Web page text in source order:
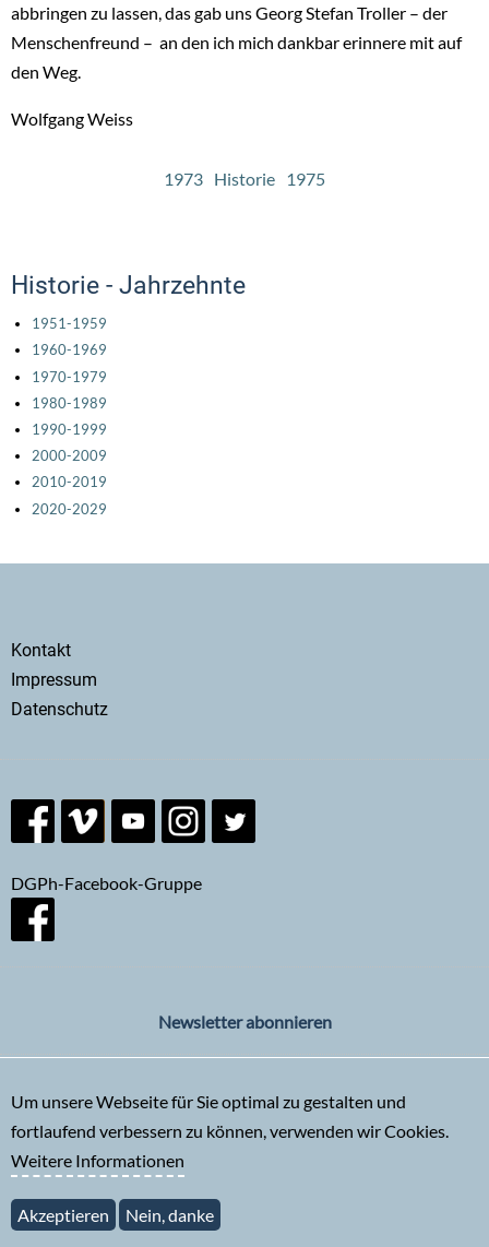
abbringen zu lassen, das gab uns Georg Stefan Troller – der
Menschenfreund – an den ich mich dankbar erinnere mit auf
den Weg.
Wolfgang Weiss
1973 Historie 1975
Historie - Jahrzehnte
1951-1959
1960-1969
1970-1979
1980-1989
1990-1999
2000-2009
2010-2019
2020-2029
Secondary
menu
Kontakt
Impressum
Datenschutz
DGPh-Facebook-Gruppe
Newsletter abonnieren
Um unsere Webseite für Sie optimal zu gestalten und
fortlaufend verbessern zu können, verwenden wir Cookies.
Weitere Informationen
Akzeptieren Nein, danke